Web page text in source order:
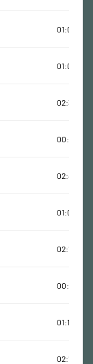
01:02:10
01:03:11
02:37:08
00:37:39
02:44:54
01:09:49
02:13:36
00:41:15
01:14:49
02:10:13